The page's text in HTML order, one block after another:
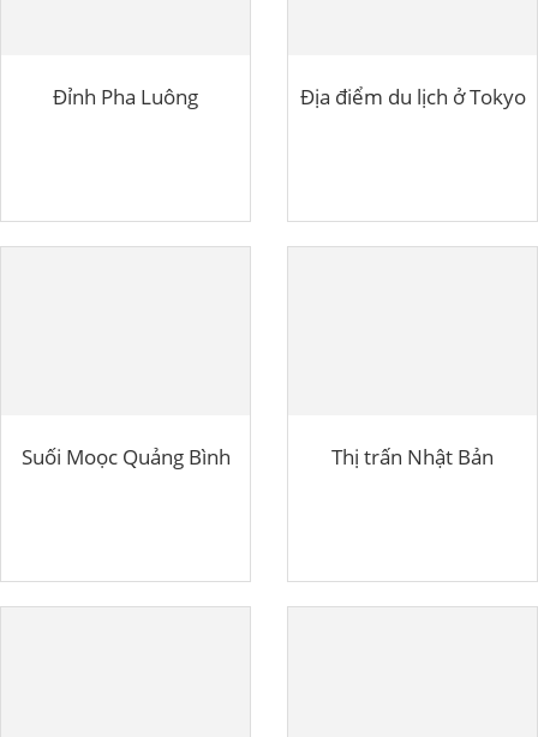
Đỉnh Pha Luông Địa điểm du lịch ở Tokyo
Suối Moọc Quảng Bình Thị trấn Nhật Bản